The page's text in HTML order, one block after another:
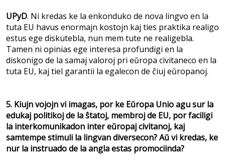
UPyD. Ni kredas ke la enkonduko de nova lingvo en la
tuta EU havus enormajn kostojn kaj ties praktika realigo
estus ege diskutebla, nun mem tute ne realigebla.
Tamen ni opinias ege interesa profundigi en la
diskonigo de la samaj valoroj pri eŭropa civitaneco en la
tuta EU, kaj tiel garantii la egalecon de ĉiuj eŭropanoj.
5. Kiujn vojojn vi imagas, por ke Eŭropa Unio agu sur la
edukaj politikoj de la ŝtatoj, membroj de EU, por faciligi
la interkomunikadon inter eŭropaj civitanoj, kaj
samtempe stimuli la lingvan diversecon? Aŭ vi kredas, ke
nur la instruado de la angla estas promociinda?